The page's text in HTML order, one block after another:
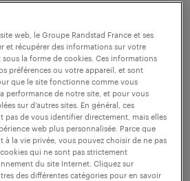
(f/h)
web, le Groupe Randstad France et ses
et récupérer des informations sur votre
la forme de cookies. Ces informations
préférences ou votre appareil, et sont
que le site fonctionne comme vous
performance de notre site, et pour vous
sur d’autres sites. En général, ces
pas de vous identifier directement, mais elles
web plus personnalisée. Parce que
à la vie privée, vous pouvez choisir de ne pas
qui ne sont pas strictement
du site Internet. Cliquez sur
des différentes catégories pour en savoir